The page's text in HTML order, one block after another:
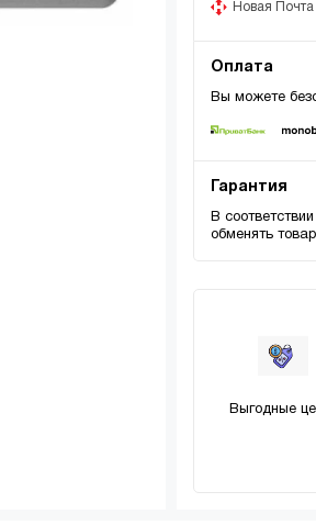
Новая Почта
Оплата
Вы можете
Гарантия
В
обменять
Выгодные